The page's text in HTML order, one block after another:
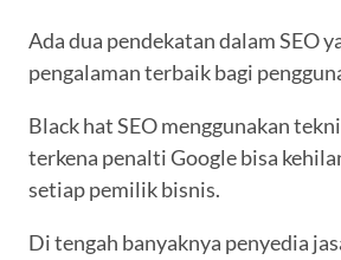
Ada dua pendekatan dalam SEO
pengalaman terbaik bagi
Black hat SEO menggunakan
terkena penalti Google bisa
setiap pemilik bisnis.
Di tengah banyaknya penyedia